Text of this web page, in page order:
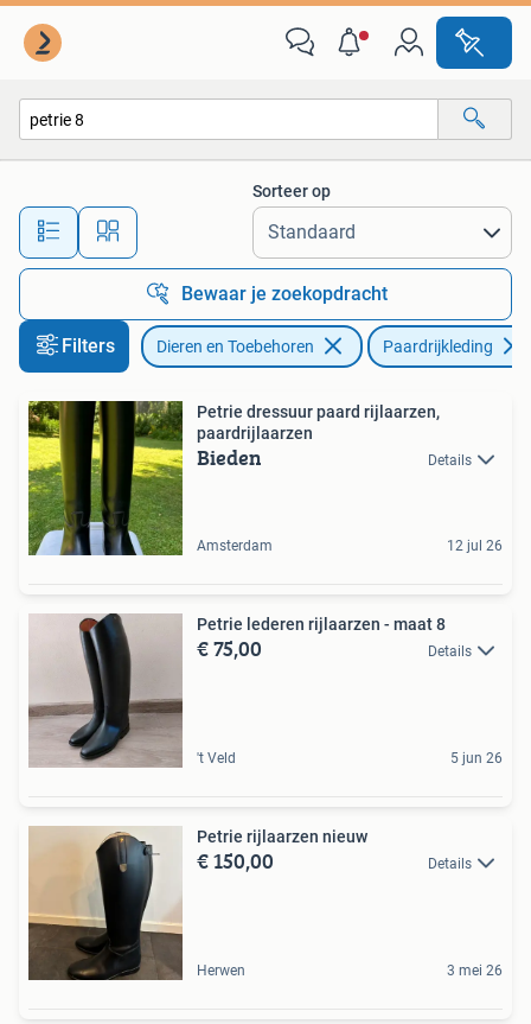
Alle afstanden…
Sorteer op
Bewaar je zoekopdracht
Filters Dieren en Toebehoren Paardrijkleding
Petrie dressuur paard rijlaarzen,
paardrijlaarzen
Bieden Details
Amsterdam 12 jul 26
Petrie lederen rijlaarzen - maat 8
€ 75,00 Details
't Veld 5 jun 26
Petrie rijlaarzen nieuw
€ 150,00 Details
Herwen 3 mei 26